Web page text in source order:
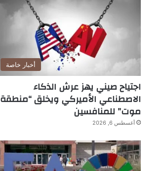
أخبار خاصة
اجتياح صيني يهز عرش الذكاء
الاصطناعي الأميركي ويخلق “منطقة
موت” للمنافسين
أغسطس 6, 2026